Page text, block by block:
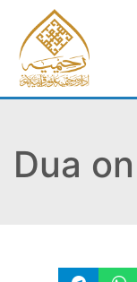
Dua